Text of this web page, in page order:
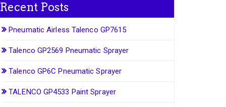
Recent Posts
Pneumatic Airless Talenco GP7615
Talenco GP2569 Pneumatic Sprayer
Talenco GP6C Pneumatic Sprayer
TALENCO GP4533 Paint Sprayer